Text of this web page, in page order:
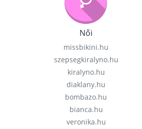
Női
missbikini.hu
szepsegkiralyno.hu
kiralyno.hu
diaklany.hu
bombazo.hu
bianca.hu
veronika.hu